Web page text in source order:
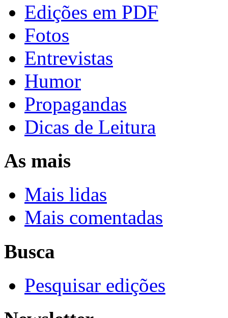
Edições em PDF
Fotos
Entrevistas
Humor
Propagandas
Dicas de Leitura
As mais
Mais lidas
Mais comentadas
Busca
Pesquisar edições